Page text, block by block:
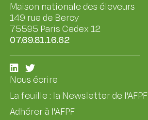
Maison nationale des éleveurs
149 rue de Bercy
75595 Paris Cedex 12
07.69.81.16.62
Nous écrire
La feuille : la Newsletter de l'AFPF
Adhérer à l'AFPF